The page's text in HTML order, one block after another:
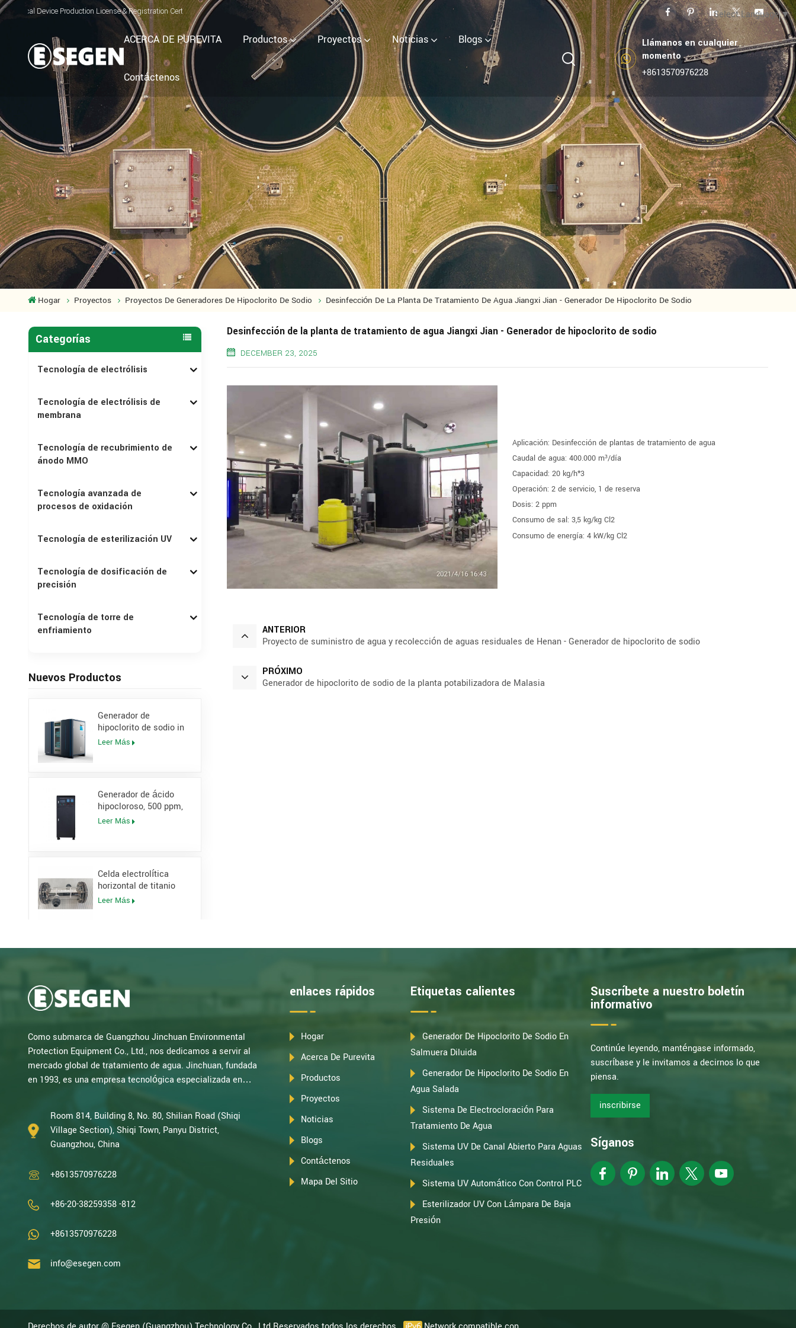
Select Language▼
Production License & Registration Certificate for Electrolyzed Oxidizing Water (EOW) Generator
ACERCA DE PUREVITA Productos Proyectos Noticias Blogs
Contáctenos
Llámanos en cualquier
momento
+8613570976228
Hogar Proyectos Proyectos De Generadores De Hipoclorito De Sodio Desinfección De La Planta De Tratamiento De Agua Jiangxi Jian - Generador De Hipoclorito De Sodio
Categorías
Tecnología de electrólisis
Tecnología de electrólisis de
membrana
Tecnología de recubrimiento de
ánodo MMO
Tecnología avanzada de
procesos de oxidación
Tecnología de esterilización UV
Tecnología de dosificación de
precisión
Tecnología de torre de
enfriamiento
Nuevos Productos
Generador de
hipoclorito de sodio in
situ con concentración
Leer Más
Generador de ácido
hipocloroso, 500 ppm,
pH 5-6,5, vida útil de 1
Leer Más
Celda electrolítica
horizontal de titanio
con recubrimiento DSA
Leer Más
canal abierto
Generador de
hipoclorito de sodio
tipo agua salada
Leer Más
Desinfección de la planta de tratamiento de agua Jiangxi Jian - Generador de hipoclorito de sodio
DECEMBER 23, 2025
Aplicación: Desinfección de plantas de tratamiento de agua
Caudal de agua: 400.000 m³/día
Capacidad: 20 kg/h*3
Operación: 2 de servicio, 1 de reserva
Dosis: 2 ppm
Consumo de sal: 3,5 kg/kg Cl2
Consumo de energía: 4 kW/kg Cl2
ANTERIOR
Proyecto de suministro de agua y recolección de aguas residuales de Henan - Generador de hipoclorito de sodio
PRÓXIMO
Generador de hipoclorito de sodio de la planta potabilizadora de Malasia
Como submarca de Guangzhou Jinchuan Environmental
Protection Equipment Co., Ltd., nos dedicamos a servir al
mercado global de tratamiento de agua. Jinchuan, fundada
en 1993, es una empresa tecnológica especializada en
diseño y fabricación de equipos electroquímicos y de
tratamiento de agua, somos una de las empresas con
mayor experiencia de China en este campo y hemos sido
Room 814, Building 8, No. 80, Shilian Road (Shiqi
Village Section), Shiqi Town, Panyu District,
Guangzhou, China
+8613570976228
+86-20-38259358 -812
+8613570976228
info@esegen.com
enlaces rápidos
Hogar
Acerca De Purevita
Productos
Proyectos
Noticias
Blogs
Contáctenos
Mapa Del Sitio
Etiquetas calientes
Generador De Hipoclorito De Sodio En
Salmuera Diluida
Generador De Hipoclorito De Sodio En
Agua Salada
Sistema De Electrocloración Para
Tratamiento De Agua
Sistema UV De Canal Abierto Para Aguas
Residuales
Sistema UV Automático Con Control PLC
Esterilizador UV Con Lámpara De Baja
Presión
Suscríbete a nuestro boletín
informativo
Continúe leyendo, manténgase informado,
suscríbase y le invitamos a decirnos lo que
piensa.
inscribirse
Síganos